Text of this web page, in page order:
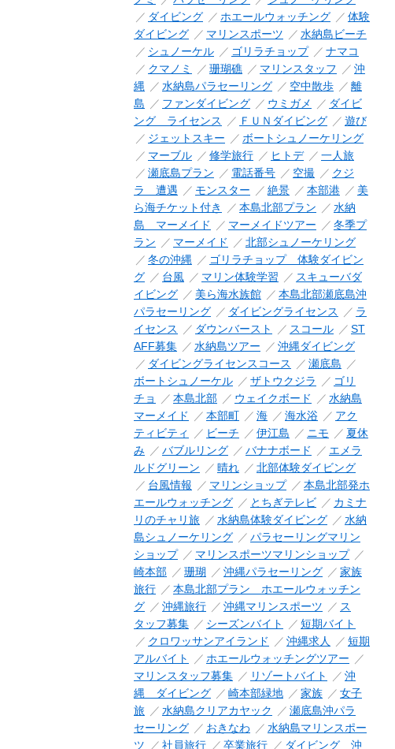
ダイビング
ホエールウォッチング
体験
ダイビング
マリンスポーツ
水納島ビーチ
シュノーケル
ゴリラチョップ
ナマコ
クマノミ
珊瑚礁 マリンスタッフ
沖
縄
水納島パラセーリング 空中散歩
離
島
ファンダイビング ウミガメ
ダイビ
ング ライセンス
ＦＵＮダイビング
遊び
ジェットスキー
ボートシュノーケリング
マーブル
修学旅行 ヒトデ
一人旅
瀬底島プラン
電話番号 空撮
クジ
ラ 遭遇
モンスター 絶景 本部港
美
ら海チケット付き
本島北部プラン
水納
島 マーメイド
マーメイドツアー
冬季プ
ラン
マーメイド
北部シュノーケリング
冬の沖縄
ゴリラチョップ 体験ダイビン
グ
台風 マリン体験学習
スキューバダ
イビング
美ら海水族館
本島北部瀬底島沖
パラセーリング
ダイビングライセンス
ラ
イセンス
ダウンバースト スコール
ST
AFF募集
水納島ツアー
沖縄ダイビング
ダイビングライセンスコース
瀬底島
ボートシュノーケル
ザトウクジラ
ゴリ
チョ
本島北部 ウェイクボード
水納島
マーメイド
本部町 海 海水浴
アク
ティビティ
ビーチ 伊江島 ニモ
夏休
み
バブルリング バナナボード
エメラ
ルドグリーン
晴れ
北部体験ダイビング
台風情報
マリンショップ
本島北部発ホ
エールウォッチング
とちぎテレビ
カミナ
リのチャリ旅
水納島体験ダイビング
水納
島シュノーケリング
パラセーリングマリン
ショップ
マリンスポーツマリンショップ
崎本部
珊瑚 沖縄パラセーリング
家族
旅行
本島北部プラン ホエールウォッチン
グ
沖縄旅行 沖縄マリンスポーツ
ス
タッフ募集
シーズンバイト
短期バイト
クロワッサンアイランド
沖縄求人
短期
アルバイト
ホエールウォッチングツアー
マリンスタッフ募集
リゾートバイト
沖
縄 ダイビング
崎本部緑地 家族
女子
旅
水納島クリアカヤック
瀬底島沖パラ
セーリング
おきなわ
水納島マリンスポー
ツ
社員旅行 卒業旅行 ダイビング 沖